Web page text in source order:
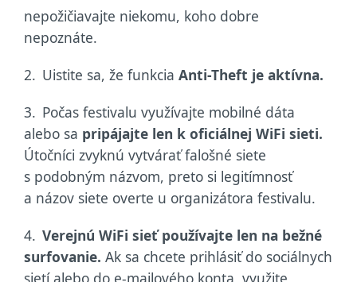
nepožičiavajte niekomu, koho dobre
nepoznáte.
2. Uistite sa, že funkcia Anti-Theft je aktívna.
3. Počas festivalu využívajte mobilné dáta
alebo sa pripájajte len k oficiálnej WiFi sieti.
Útočníci zvyknú vytvárať falošné siete
s podobným názvom, preto si legitímnosť
a názov siete overte u organizátora festivalu.
4. Verejnú WiFi sieť používajte len na bežné
surfovanie. Ak sa chcete prihlásiť do sociálnych
sietí alebo do e-mailového konta, využite